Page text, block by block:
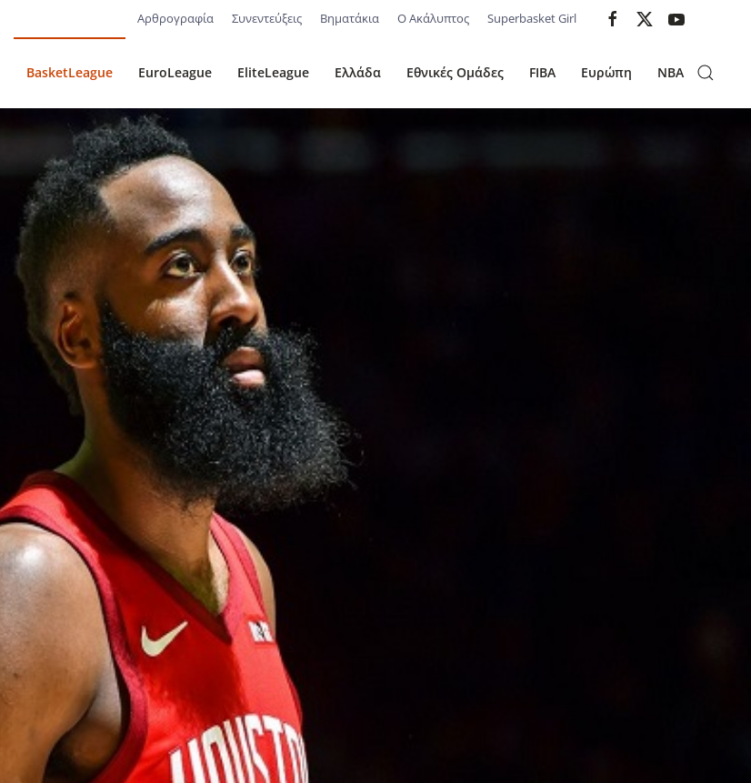
Αρθρογραφία Συνεντεύξεις Βηματάκια Ο Ακάλυπτος Superbasket Girl
BasketLeague EuroLeague EliteLeague Ελλάδα Εθνικές Ομάδες FIBA Ευρώπη NBA